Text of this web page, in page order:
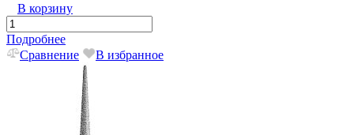
В корзину
Подробнее
Сравнение
В избранное